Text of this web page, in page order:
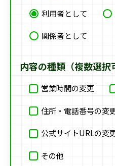
利用者として
関係者として
内容の種類（複数選択
営業時間の変更
住所・電話番号の変
公式サイトURLの変
その他